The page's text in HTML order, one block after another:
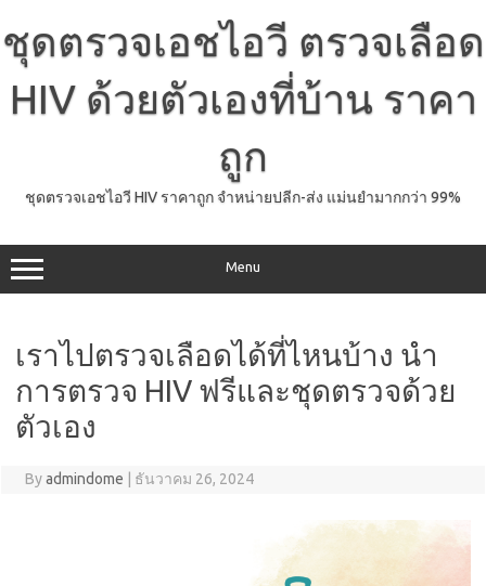
content
ชุดตรวจเอชไอวี ตรวจเลือด
HIV ด้วยตัวเองที่บ้าน ราคา
ถูก
ชุดตรวจเอชไอวี HIV ราคาถูก จำหน่ายปลีก-ส่ง แม่นยำมากกว่า 99%
Menu
เราไปตรวจเลือดได้ที่ไหนบ้าง นำ
การตรวจ HIV ฟรีและชุดตรวจด้วย
ตัวเอง
Byadmindome ธันวาคม 26, 2024